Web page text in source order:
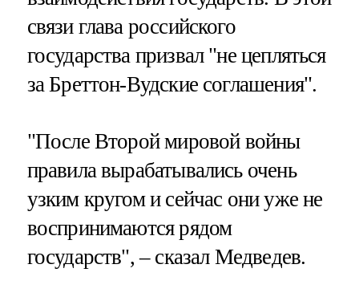
связи глава российского
государства призвал "не цепляться
за Бреттон-Вудские соглашения".
"После Второй мировой войны
правила вырабатывались очень
узким кругом и сейчас они уже не
воспринимаются рядом
государств", – сказал Медведев.